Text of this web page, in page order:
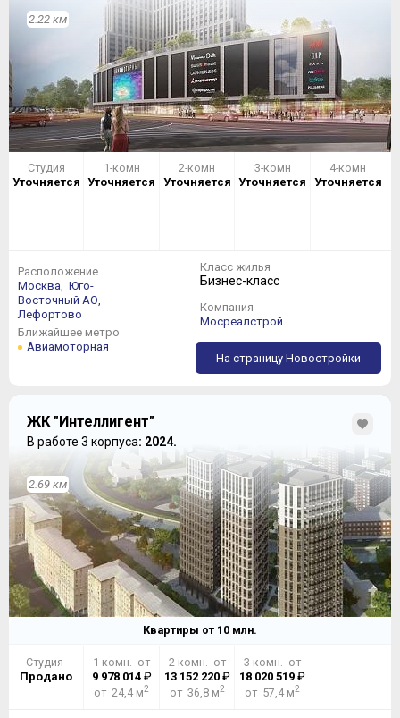
2.22 км
Студия
Уточняется
1-комн
Уточняется
2-комн
Уточняется
3-комн
Уточняется
4-комн
Уточняется
Расположение
Москва, Юго-
Восточный АО,
Лефортово
Ближайшее метро
Авиамоторная
Класс жилья
Бизнес-класс
Компания
Мосреалстрой
На страницу Новостройки
ЖК "Интеллигент"
В работе 3 корпуса: 2024.
2.69 км
Квартиры от 10 млн.
Студия
Продано
1 комн. от
9 978 014₽
от 24,4 м2
2 комн. от
13 152 220₽
от 36,8 м2
3 комн. от
18 020 519 ₽
от 57,4 м2